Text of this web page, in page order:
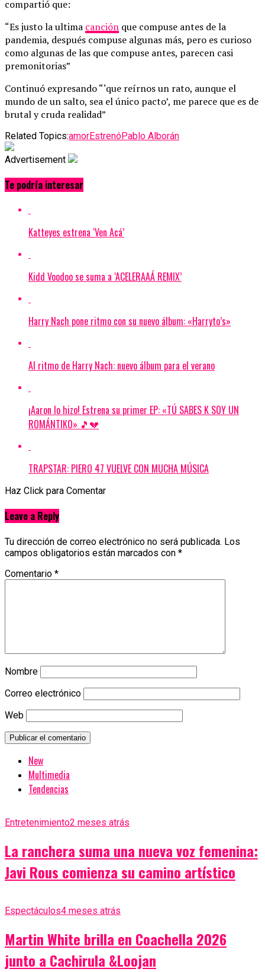
compartió que:
“Es justo la ultima canción que compuse antes de la
pandemia, después compuse algunas más, pero es curioso
como algunas de las que compuse antes, parecen casi
premonitorias”
Continuó expresando “‘que reírnos un rato, aunque el
mundo de un salto, sea el único pacto’, me parece que es de
brutal y cruda realidad”
Related Topics:amorEstrenóPablo Alborán
Advertisement
Te podría interesar
Katteyes estrena ‘Ven Acá’
Kidd Voodoo se suma a ‘ACELERAAÁ REMIX’
Harry Nach pone ritmo con su nuevo álbum: «Harryto’s»
Al ritmo de Harry Nach: nuevo álbum para el verano
¡Aaron lo hizo! Estrena su primer EP: «TÚ SABES K SOY UN
ROMÁNTIKO» 🎵💔
TRAPSTAR: PIERO 47 VUELVE CON MUCHA MÚSICA
Haz Click para Comentar
Leave a Reply
Tu dirección de correo electrónico no será publicada. Los
campos obligatorios están marcados con *
Comentario *
Nombre
Correo electrónico
Web
New
Multimedia
Tendencias
Entretenimiento2 meses atrás
La ranchera suma una nueva voz femenina:
Javi Rous comienza su camino artístico
Espectáculos4 meses atrás
Martin White brilla en Coachella 2026
junto a Cachirula &Loojan